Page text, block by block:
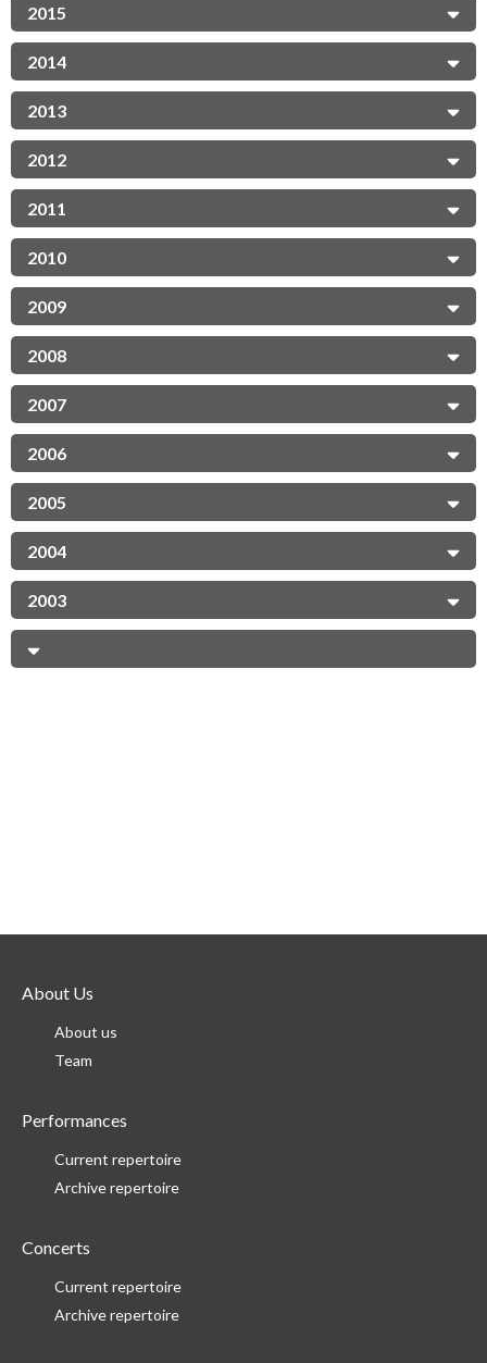
2015
2014
2013
2012
2011
2010
2009
2008
2007
2006
2005
2004
2003
About Us
About us
Team
Performances
Current repertoire
Archive repertoire
Concerts
Current repertoire
Archive repertoire